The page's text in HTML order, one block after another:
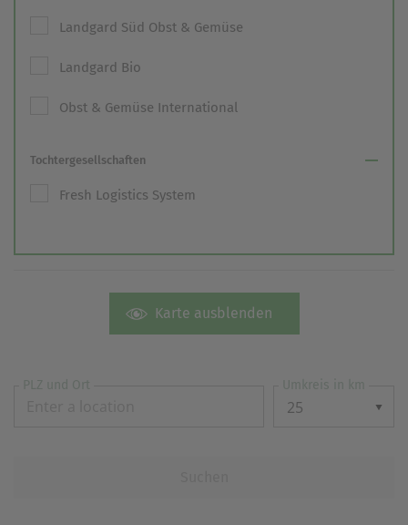
Verfügung stellen.
Marketing
Wir verwenden Cookies für Personalisierung, um Ihnen
können wir Ihnen beispielweise Angebote präsentieren,
Landgard Süd Obst & Gemüse
Landgard Bio
Obst & Gemüse International
Tochtergesellschaften
Fresh Logistics System
Karte ausblenden